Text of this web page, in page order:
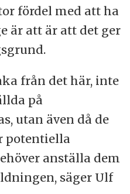
fördel med att ha
är att är att det ger
från det här, inte
på
utan även då de
potentiella
anställa dem
säger Ulf